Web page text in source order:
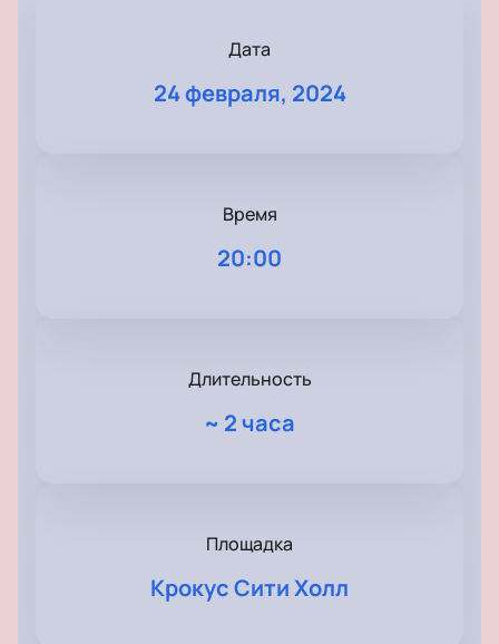
Дата
24 февраля, 2024
Время
20:00
Длительность
~ 2 часа
Площадка
Крокус Сити Холл